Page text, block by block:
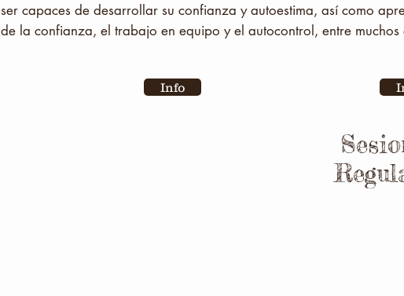
ser capaces de desarrollar su confianza y autoestima, así como
de la confianza, el trabajo en equipo y el autocontrol, entre muchos
Info